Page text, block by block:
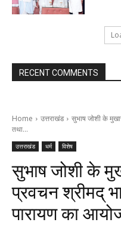
RECENT COMMENTS